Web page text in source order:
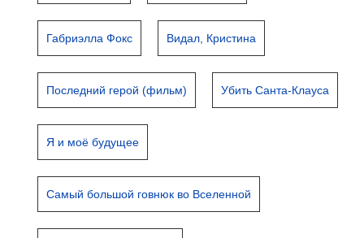
Габриэлла Фокс Видал, Кристина
Последний герой (фильм) Убить Санта-Клауса
Я и моё будущее
Самый большой говнюк во Вселенной